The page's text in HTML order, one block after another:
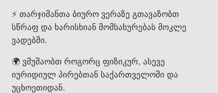
⚡ თარჯიმანთა ბიურო ვერაზე გთავაზობთ
სწრაფ და ხარისხიან მომსახურებას მოკლე
ვადებში.
🌍 ვმუშაობთ როგორც ფიზიკურ, ასევე
იურიდიულ პირებთან საქართველოში და
უცხოეთიდან.